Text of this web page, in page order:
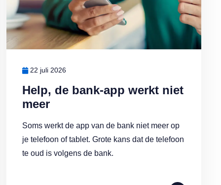
Help, de bank-app werkt niet
meer
22 juli 2026
Soms werkt de app van de bank niet meer op
je telefoon of tablet. Grote kans dat de telefoon
te oud is volgens de bank.